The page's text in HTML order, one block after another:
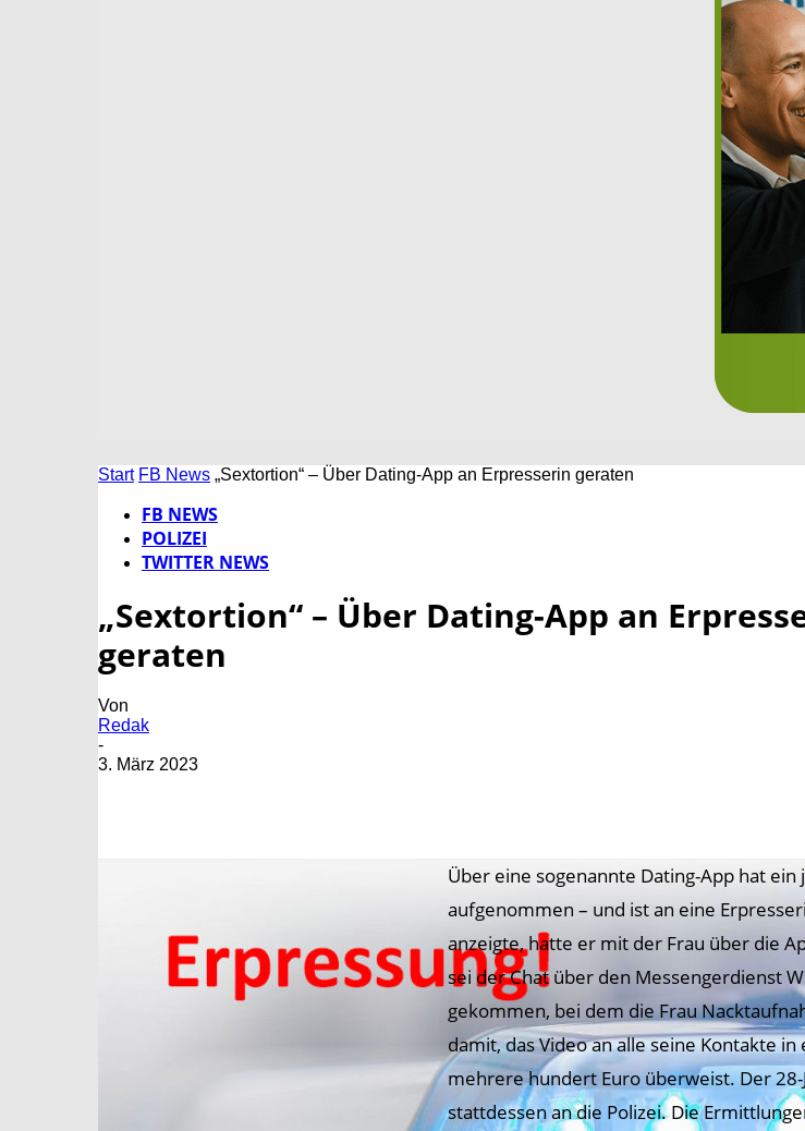
Start FB News „Sextortion“ – Über Dating-App an Erpresserin geraten
FB NEWS
POLIZEI
TWITTER NEWS
„Sextortion“ – Über Dating-App an
geraten
Von
Redak
-
3. März 2023
Über eine sogenannte Dating-App hat
aufgenommen – und ist an eine
anzeigte, hatte er mit der Frau über die
sei der Chat über den Messengerdienst
gekommen, bei dem die Frau
damit, das Video an alle seine Kontakte
mehrere hundert Euro überweist. Der
stattdessen an die Polizei. Die